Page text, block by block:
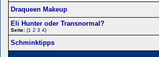
Draqueen Makeup
Eli Hunter oder Transnormal?
Seite: (1 2 3 4)
Schminktipps